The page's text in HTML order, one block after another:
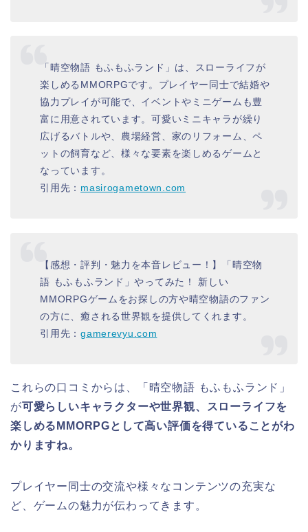
「晴空物語 もふもふランド」は、スローライフが
楽しめるMMORPGです。プレイヤー同士で結婚や
協力プレイが可能で、イベントやミニゲームも豊
富に用意されています。可愛いミニキャラが繰り
広げるバトルや、農場経営、家のリフォーム、ペ
ットの飼育など、様々な要素を楽しめるゲームと
なっています。
引用先： masirogametown.com
【感想・評判・魅力を本音レビュー！】「晴空物
語 もふもふランド」やってみた！ 新しい
MMORPGゲームをお探しの方や晴空物語のファン
の方に、癒される世界観を提供してくれます。
引用先：gamerevyu.com
これらの口コミからは、「晴空物語 もふもふランド」
が可愛らしいキャラクターや世界観、スローライフを
楽しめるMMORPGとして高い評価を得ていることがわ
かりますね。
プレイヤー同士の交流や様々なコンテンツの充実な
ど、ゲームの魅力が伝わってきます。